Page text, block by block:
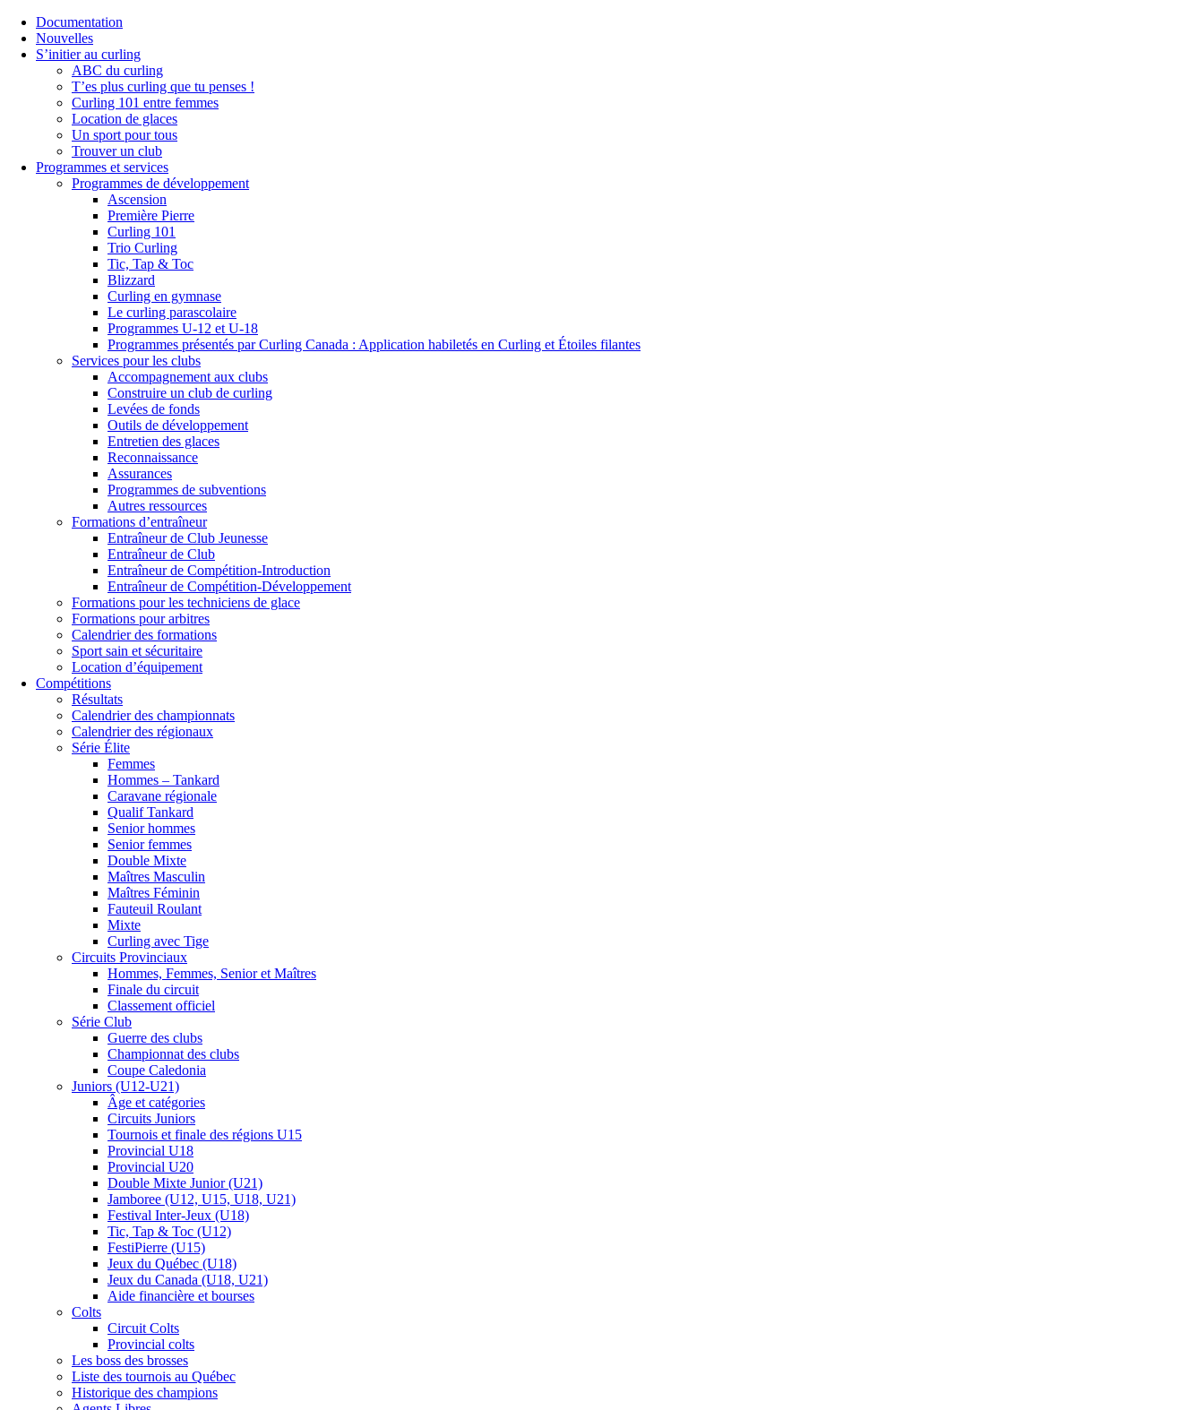
Documentation
Nouvelles
S’initier au curling
ABC du curling
T’es plus curling que tu penses !
Curling 101 entre femmes
Location de glaces
Un sport pour tous
Trouver un club
Programmes et services
Programmes de développement
Ascension
Première Pierre
Curling 101
Trio Curling
Tic, Tap & Toc
Blizzard
Curling en gymnase
Le curling parascolaire
Programmes U-12 et U-18
Programmes présentés par Curling Canada : Application habiletés en Curling et Étoiles filantes
Services pour les clubs
Accompagnement aux clubs
Construire un club de curling
Levées de fonds
Outils de développement
Entretien des glaces
Reconnaissance
Assurances
Programmes de subventions
Autres ressources
Formations d’entraîneur
Entraîneur de Club Jeunesse
Entraîneur de Club
Entraîneur de Compétition-Introduction
Entraîneur de Compétition-Développement
Formations pour les techniciens de glace
Formations pour arbitres
Calendrier des formations
Sport sain et sécuritaire
Location d’équipement
Compétitions
Résultats
Calendrier des championnats
Calendrier des régionaux
Série Élite
Femmes
Hommes – Tankard
Caravane régionale
Qualif Tankard
Senior hommes
Senior femmes
Double Mixte
Maîtres Masculin
Maîtres Féminin
Fauteuil Roulant
Mixte
Curling avec Tige
Circuits Provinciaux
Hommes, Femmes, Senior et Maîtres
Finale du circuit
Classement officiel
Série Club
Guerre des clubs
Championnat des clubs
Coupe Caledonia
Juniors (U12-U21)
Âge et catégories
Circuits Juniors
Tournois et finale des régions U15
Provincial U18
Provincial U20
Double Mixte Junior (U21)
Jamboree (U12, U15, U18, U21)
Festival Inter-Jeux (U18)
Tic, Tap & Toc (U12)
FestiPierre (U15)
Jeux du Québec (U18)
Jeux du Canada (U18, U21)
Aide financière et bourses
Colts
Circuit Colts
Provincial colts
Les boss des brosses
Liste des tournois au Québec
Historique des champions